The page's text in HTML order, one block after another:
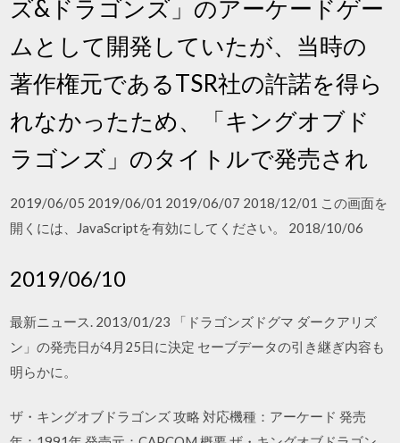
ズ&ドラゴンズ」のアーケードゲー
ムとして開発していたが、当時の
著作権元であるTSR社の許諾を得ら
れなかったため、「キングオブド
ラゴンズ」のタイトルで発売され
2019/06/05 2019/06/01 2019/06/07 2018/12/01 この画面を
開くには、JavaScriptを有効にしてください。 2018/10/06
2019/06/10
最新ニュース. 2013/01/23 「ドラゴンズドグマ ダークアリズ
ン」の発売日が4月25日に決定 セーブデータの引き継ぎ内容も
明らかに。
ザ・キングオブドラゴンズ 攻略 対応機種：アーケード 発売